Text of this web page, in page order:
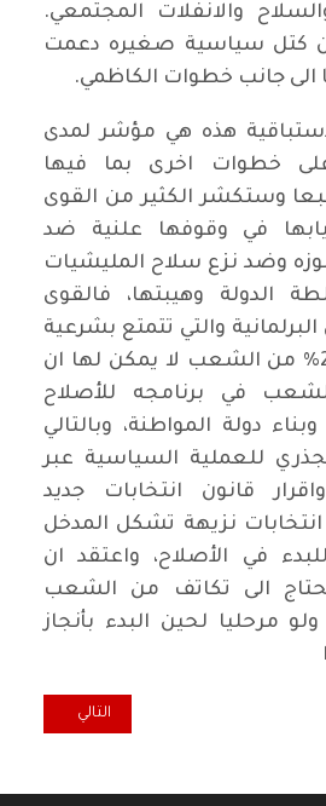
والانفلات المجتمعي.
كتل سياسية صغيره دعمت
الى جانب خطوات الكاظمي.
هذه هي مؤشر لمدى
خطوات اخرى بما فيها
وستكشر الكثير من القوى
في وقوفها علنية ضد
وضد نزع سلاح المليشيات
الدولة وهيبتها، فالقوى
والتي تتمتع بشرعية
شعبية تقل عن 20% من الشعب لا يمكن لها ان
في برنامجه للأصلاح
دولة المواطنة، وبالتالي
للعملية السياسية عبر
قانون انتخابات جديد
نزيهة تشكل المدخل
في الأصلاح، واعتقد ان
الى تكاتف من الشعب
مرحليا لحين البدء بأنجاز
لعملية البناء التحتية وإعادة هيبة العراق
المقال التالي:
التالي